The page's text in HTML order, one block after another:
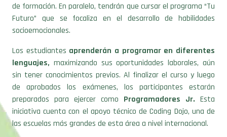
de formación. En paralelo, tendrán que cursar el programa “Tu
Futuro” que se focaliza en el desarrollo de habilidades
socioemocionales.
Los estudiantes aprenderán a programar en diferentes
lenguajes, maximizando sus oportunidades laborales, aún
sin tener conocimientos previos. Al finalizar el curso y luego
de aprobados los exámenes, los participantes estarán
preparados para ejercer como Programadores Jr. Esta
iniciativa cuenta con el apoyo técnico de Coding Dojo, una de
las escuelas más grandes de esta área a nivel internacional.